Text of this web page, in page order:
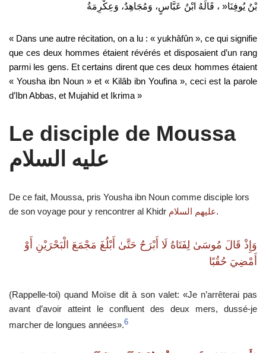
بْنُ يُوفِنَا« ، قَالَهُ ابْنُ عَبَّاسٍ، وَمُجَاهِدٌ، وَعِكْرِمَةُ
« Dans une autre récitation, on a lu : « yukhâfûn », ce qui signifie
que ces deux hommes étaient révérés et disposaient d’un rang
parmi les gens. Et certains dirent que ces deux hommes étaient
« Yousha ibn Noun » et « Kilâb ibn Youfina », ceci est la parole
d’Ibn Abbas, et Mujahid et Ikrima »
Le disciple de Moussa
عليه السلام
De ce fait, Moussa, pris Yousha ibn Noun comme disciple lors
de son voyage pour y rencontrer al Khidr عليهم السلام.
وَإِذْ قَالَ مُوسَىٰ لِفَتَاهُ لَا أَبْرَحُ حَتَّىٰ أَبْلُغَ مَجْمَعَ الْبَحْرَيْنِ أَوْ
أَمْضِيَ حُقُبًا
(Rappelle-toi) quand Moïse dit à son valet: «Je n’arrêterai pas
avant d’avoir atteint le confluent des deux mers, dussé-je
marcher de longues années».6